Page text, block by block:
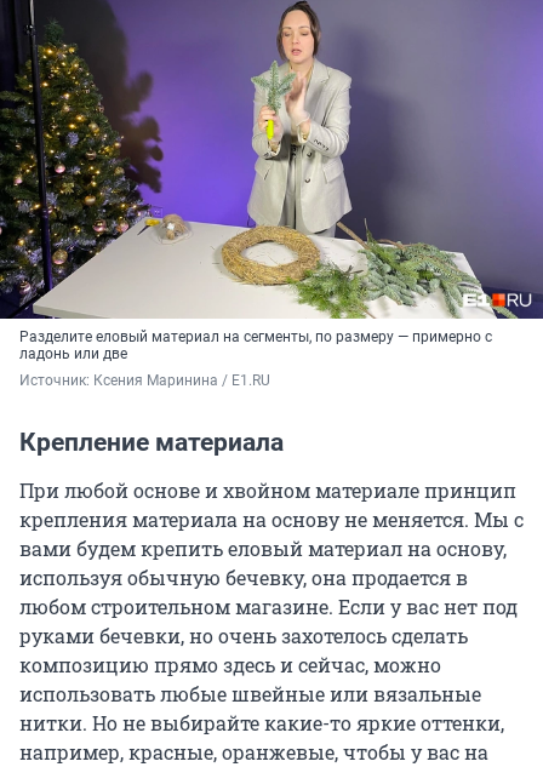
Разделите еловый материал на сегменты, по размеру — примерно с
ладонь или две
Источник: Ксения Маринина / E1.RU
Крепление материала
При любой основе и хвойном материале принцип
крепления материала на основу не меняется. Мы с
вами будем крепить еловый материал на основу,
используя обычную бечевку, она продается в
любом строительном магазине. Если у вас нет под
руками бечевки, но очень захотелось сделать
композицию прямо здесь и сейчас, можно
использовать любые швейные или вязальные
нитки. Но не выбирайте какие-то яркие оттенки,
например, красные, оранжевые, чтобы у вас на